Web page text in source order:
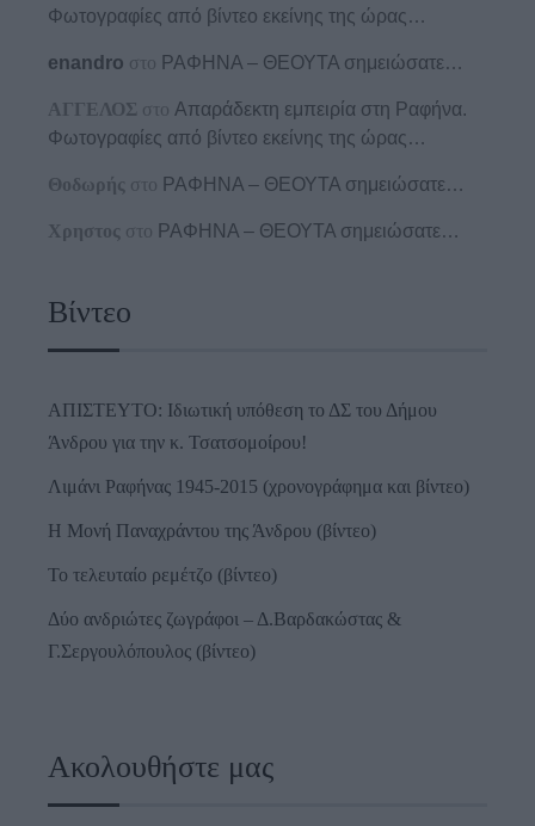
Φωτογραφίες από βίντεο εκείνης της ώρας…
enandro στο ΡΑΦΗΝΑ – ΘΕΟΥΤΑ σημειώσατε…
ΑΓΓΕΛΟΣ στο Απαράδεκτη εμπειρία στη Ραφήνα.
Φωτογραφίες από βίντεο εκείνης της ώρας…
Θοδωρής στο ΡΑΦΗΝΑ – ΘΕΟΥΤΑ σημειώσατε…
Χρηστος στο ΡΑΦΗΝΑ – ΘΕΟΥΤΑ σημειώσατε…
Βίντεο
ΑΠΙΣΤΕΥΤΟ: Ιδιωτική υπόθεση το ΔΣ του Δήμου
Άνδρου για την κ. Τσατσομοίρου!
Λιμάνι Ραφήνας 1945-2015 (χρονογράφημα και βίντεο)
Η Μονή Παναχράντου της Άνδρου (βίντεο)
Το τελευταίο ρεμέτζο (βίντεο)
Δύο ανδριώτες ζωγράφοι – Δ.Βαρδακώστας &
Γ.Σεργουλόπουλος (βίντεο)
Ακολουθήστε μας